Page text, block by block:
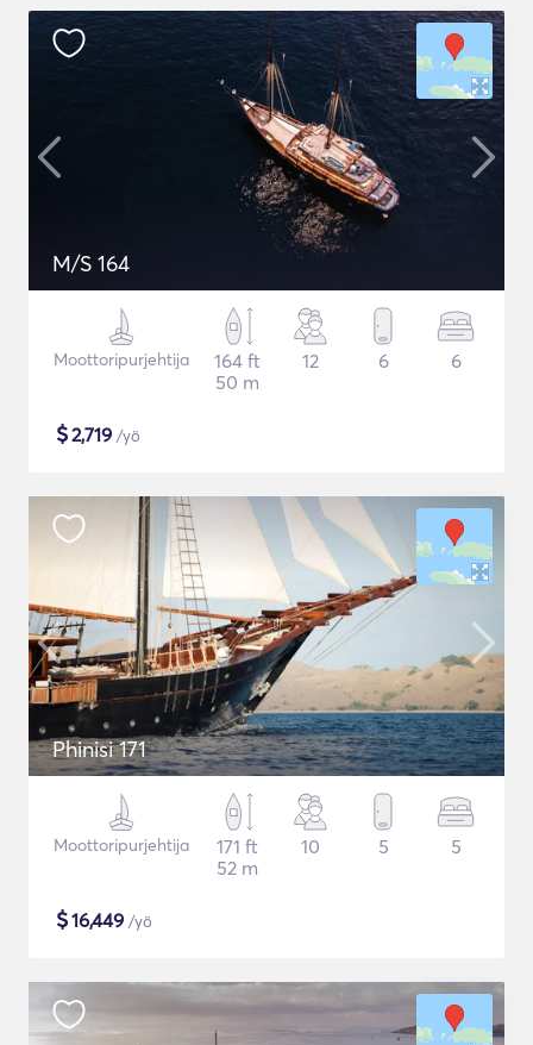
M/S 164
Moottoripurjehtija
164 ft
50 m
12 6 6
$2,719 /yö
Phinisi 171
Moottoripurjehtija
171 ft
52 m
10 5 5
$16,449 /yö